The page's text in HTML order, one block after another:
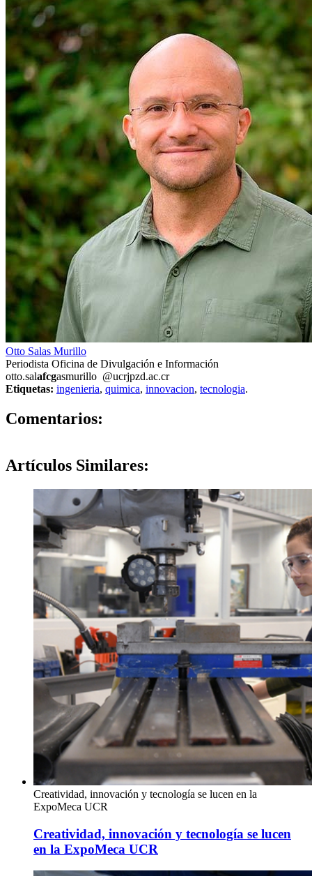
Otto Salas Murillo
Periodista Oficina de Divulgación e Información
otto.salafcgasmurillo @ucrjpzd.ac.cr
Etiquetas: ingenieria, quimica, innovacion, tecnologia.
Comentarios:
Artículos Similares:
Creatividad, innovación y tecnología se lucen en la
ExpoMeca UCR
Creatividad, innovación y tecnología se lucen
en la ExpoMeca UCR